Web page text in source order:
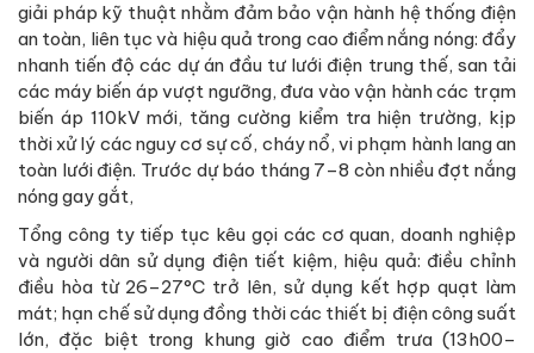
giải pháp kỹ thuật nhằm đảm bảo vận hành hệ thống điện
an toàn, liên tục và hiệu quả trong cao điểm nắng nóng: đẩy
nhanh tiến độ các dự án đầu tư lưới điện trung thế, san tải
các máy biến áp vượt ngưỡng, đưa vào vận hành các trạm
biến áp 110kV mới, tăng cường kiểm tra hiện trường, kịp
thời xử lý các nguy cơ sự cố, cháy nổ, vi phạm hành lang an
toàn lưới điện. Trước dự báo tháng 7–8 còn nhiều đợt nắng
nóng gay gắt,
Tổng công ty tiếp tục kêu gọi các cơ quan, doanh nghiệp
và người dân sử dụng điện tiết kiệm, hiệu quả: điều chỉnh
điều hòa từ 26–27°C trở lên, sử dụng kết hợp quạt làm
mát; hạn chế sử dụng đồng thời các thiết bị điện công suất
lớn, đặc biệt trong khung giờ cao điểm trưa (13h00–